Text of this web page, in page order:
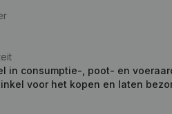
in consumptie-, poot- en
voor het kopen en laten